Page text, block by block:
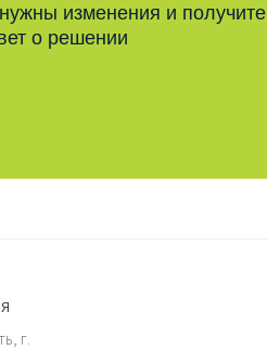
изменения и получите
о решении
г.